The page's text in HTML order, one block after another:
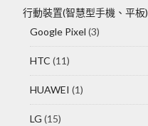
行動裝置(智慧型手機、平板)
Google Pixel (3)
HTC (11)
HUAWEI (1)
LG (15)